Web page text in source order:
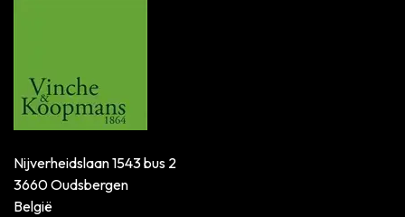
Nijverheidslaan 1543 bus 2
3660 Oudsbergen
België